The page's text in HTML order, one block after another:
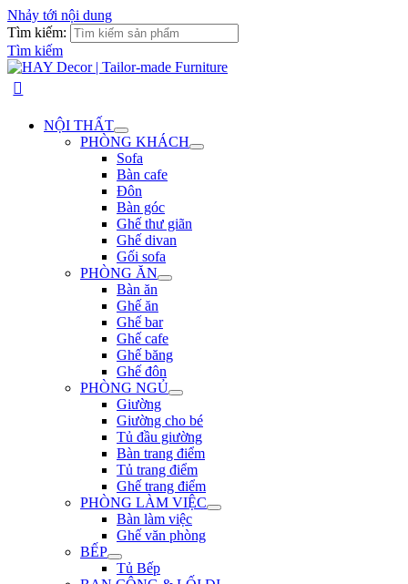
Nhảy tới nội dung
Tìm kiếm:
Tìm kiếm
NỘI THẤT
PHÒNG KHÁCH
Sofa
Bàn cafe
Đôn
Bàn góc
Ghế thư giãn
Ghế divan
Gối sofa
PHÒNG ĂN
Bàn ăn
Ghế ăn
Ghế bar
Ghế cafe
Ghế băng
Ghế đôn
PHÒNG NGỦ
Giường
Giường cho bé
Tủ đầu giường
Bàn trang điểm
Tủ trang điểm
Ghế trang điểm
PHÒNG LÀM VIỆC
Bàn làm việc
Ghế văn phòng
BẾP
Tủ Bếp